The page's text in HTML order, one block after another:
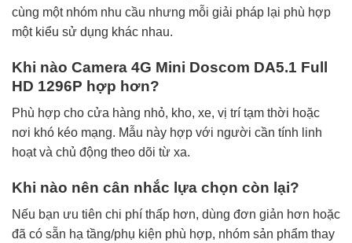
cùng một nhóm nhu cầu nhưng mỗi giải pháp lại phù hợp
một kiểu sử dụng khác nhau.
Khi nào Camera 4G Mini Doscom DA5.1 Full
HD 1296P hợp hơn?
Phù hợp cho cửa hàng nhỏ, kho, xe, vị trí tạm thời hoặc
nơi khó kéo mạng. Mẫu này hợp với người cần tính linh
hoạt và chủ động theo dõi từ xa.
Khi nào nên cân nhắc lựa chọn còn lại?
Nếu bạn ưu tiên chi phí thấp hơn, dùng đơn giản hơn hoặc
đã có sẵn hạ tầng/phụ kiện phù hợp, nhóm sản phẩm thay